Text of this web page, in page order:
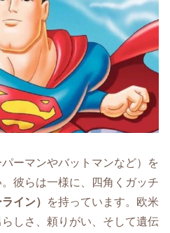
ーマンやバットマンなど）を
彼らは一様に、四角くガッチ
イン）
を持っています。欧米
しさ、頼りがい、そして遺伝